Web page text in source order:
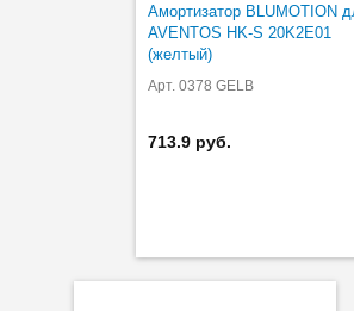
Амортизатор BLUMOTION
AVENTOS HK-S 20K2Е01
(желтый)
Арт. 0378 GELB
713.9 руб.